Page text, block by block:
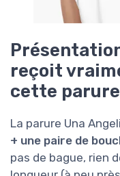
reçoit
cette parure
La parure Una
+ une paire de
pas de bague, rien